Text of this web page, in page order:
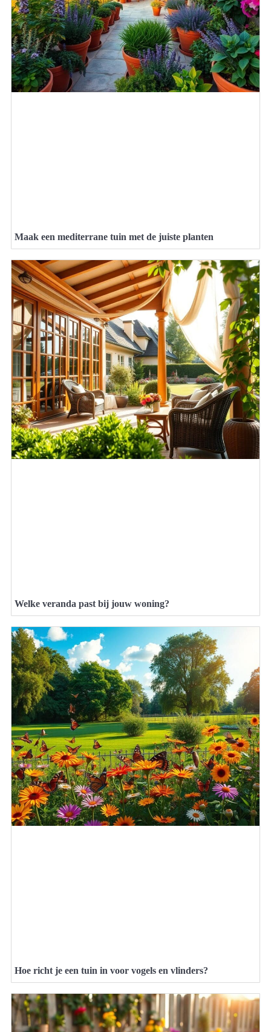
Maak een mediterrane tuin met de juiste planten
Welke veranda past bij jouw woning?
Hoe richt je een tuin in voor vogels en vlinders?